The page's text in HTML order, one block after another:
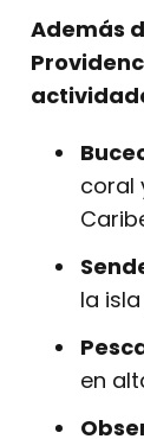
Además
coral
la
en